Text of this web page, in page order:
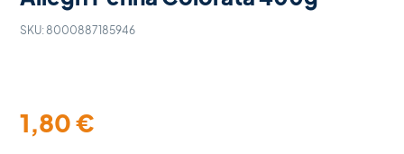
SKU:8000887185946
1,80€